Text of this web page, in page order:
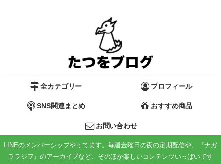
全カテゴリー プロフィール
SNS関連まとめ おすすめ商品
お問い合わせ
LINEのメンバーシップやってます。毎週金曜日の夜の定期配信や、『ナガ
ララジヲ』のアーカイブなど、そのほか楽しいコンテンツいっぱいです